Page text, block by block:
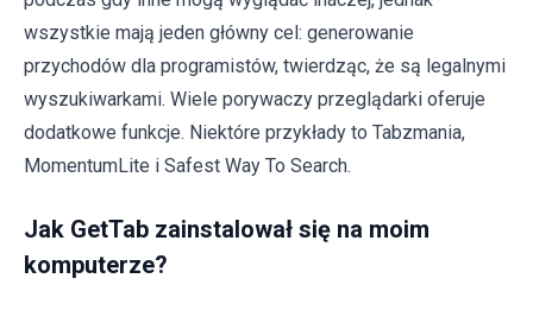
wszystkie mają jeden główny cel: generowanie
przychodów dla programistów, twierdząc, że są legalnymi
wyszukiwarkami. Wiele porywaczy przeglądarki oferuje
dodatkowe funkcje. Niektóre przykłady to Tabzmania,
MomentumLite i Safest Way To Search.
Jak GetTab zainstalował się na moim
komputerze?